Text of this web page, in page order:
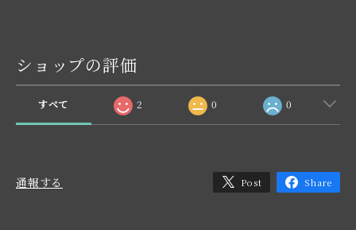
ショップの評価
すべて 2 0 0
通報する Post Share